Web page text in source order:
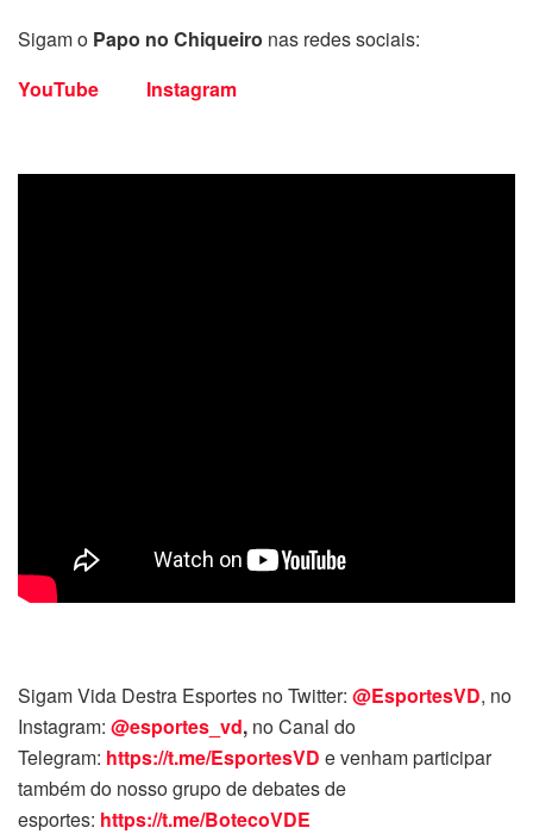
Sigam o Papo no Chiqueiro nas redes sociais:
YouTube
Instagram
Sigam Vida Destra Esportes no Twitter: @EsportesVD, no
Instagram: @esportes_vd, no Canal do
Telegram: https://t.me/EsportesVD e venham participar
também do nosso grupo de debates de
esportes: https://t.me/BotecoVDE